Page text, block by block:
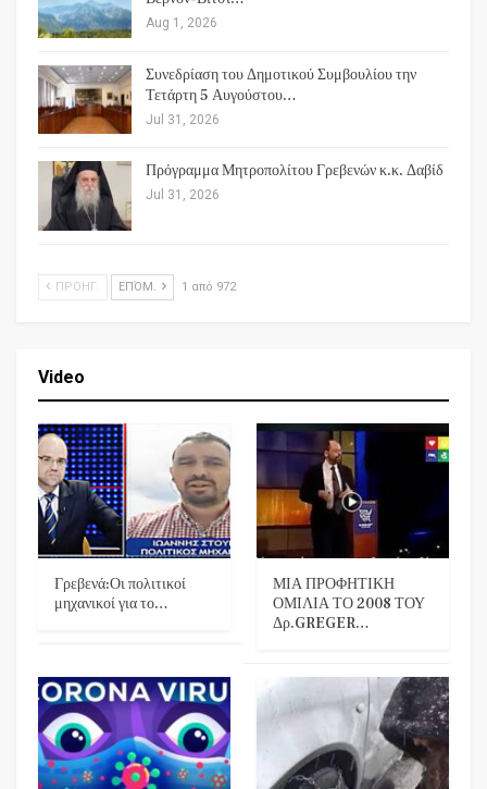
Aug 1, 2026
Συνεδρίαση του Δημοτικού Συμβουλίου την
Τετάρτη 5 Αυγούστου…
Jul 31, 2026
Πρόγραμμα Μητροπολίτου Γρεβενών κ.κ. Δαβίδ
Jul 31, 2026
ΠΡΟΗΓ. ΕΠΌΜ. 1 από 972
Video
Γρεβενά:Οι πολιτικοί
μηχανικοί για το…
ΜΙΑ ΠΡΟΦΗΤΙΚΗ
ΟΜΙΛΙΑ ΤΟ 2008 ΤΟΥ
Δρ.GREGER…